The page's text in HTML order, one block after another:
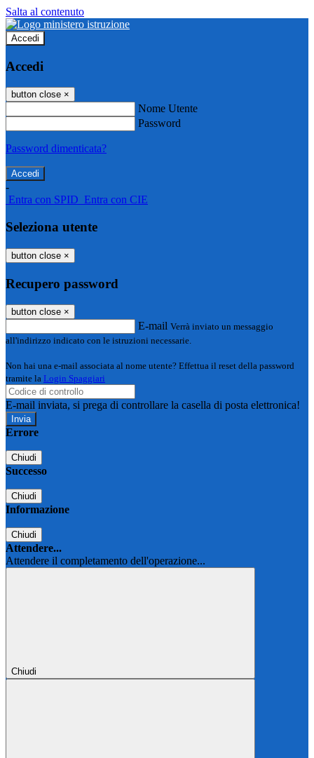
Salta al contenuto
Accedi
Accedi
button close ×
Nome Utente
Password
Password dimenticata?
-
Entra con SPID Entra con CIE
Seleziona utente
button close ×
Recupero password
button close ×
E-mail Verrà inviato un messaggio
all'indirizzo indicato con le istruzioni necessarie.
Non hai una e-mail associata al nome utente? Effettua il reset della password
tramite la Login Spaggiari
E-mail inviata, si prega di controllare la casella di posta elettronica!
Errore
Chiudi
Successo
Chiudi
Informazione
Chiudi
Attendere...
Attendere il completamento dell'operazione...
Chiudi